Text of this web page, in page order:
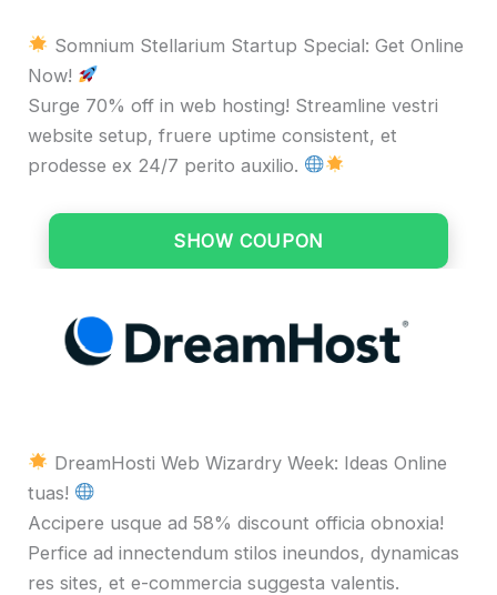
Somnium Stellarium Startup Special: Get Online
Now!
Surge 70% off in web hosting! Streamline vestri
website setup, fruere uptime consistent, et
prodesse ex 24/7 perito auxilio.
SHOW COUPON
DreamHosti Web Wizardry Week: Ideas Online
tuas!
Accipere usque ad 58% discount officia obnoxia!
Perfice ad innectendum stilos ineundos, dynamicas
res sites, et e-commercia suggesta valentis.